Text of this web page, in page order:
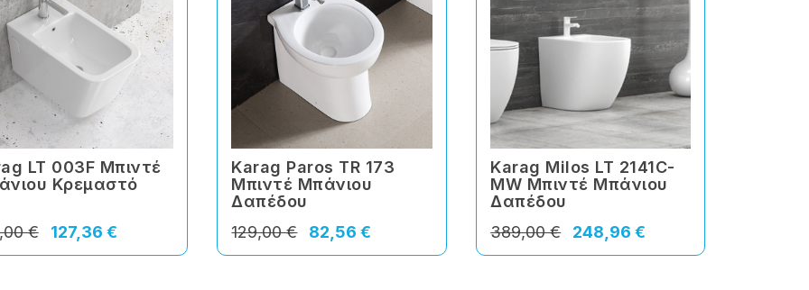
LT 003F Μπιντέ
Κρεμαστό
127,36 €
€
Karag Paros TR 173
Μπιντέ Μπάνιου
Δαπέδου
82,56 €
129,00 €
Karag Milos LT 2141C-
MW Μπιντέ Μπάνιου
Δαπέδου
248,96 €
389,00 €